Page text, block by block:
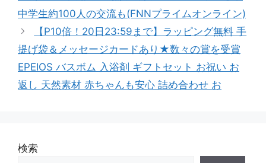
リ
ー
中学生約100人の交流も(FNNプライムオンライン)
【P10倍！20日23:59まで】ラッピング無料 手
提げ袋＆メッセージカードあり★数々の賞を受賞
EPEIOS バスボム 入浴剤 ギフトセット お祝い お
返し 天然素材 赤ちゃんも安心 詰め合わせ お
検索